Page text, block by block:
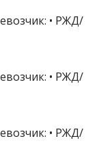
• РЖД/
• РЖД/
• РЖД/